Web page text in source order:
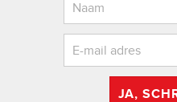
JA,